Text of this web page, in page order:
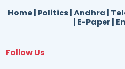
Home| Politics|Andhra |
| E-Paper|
Follow Us